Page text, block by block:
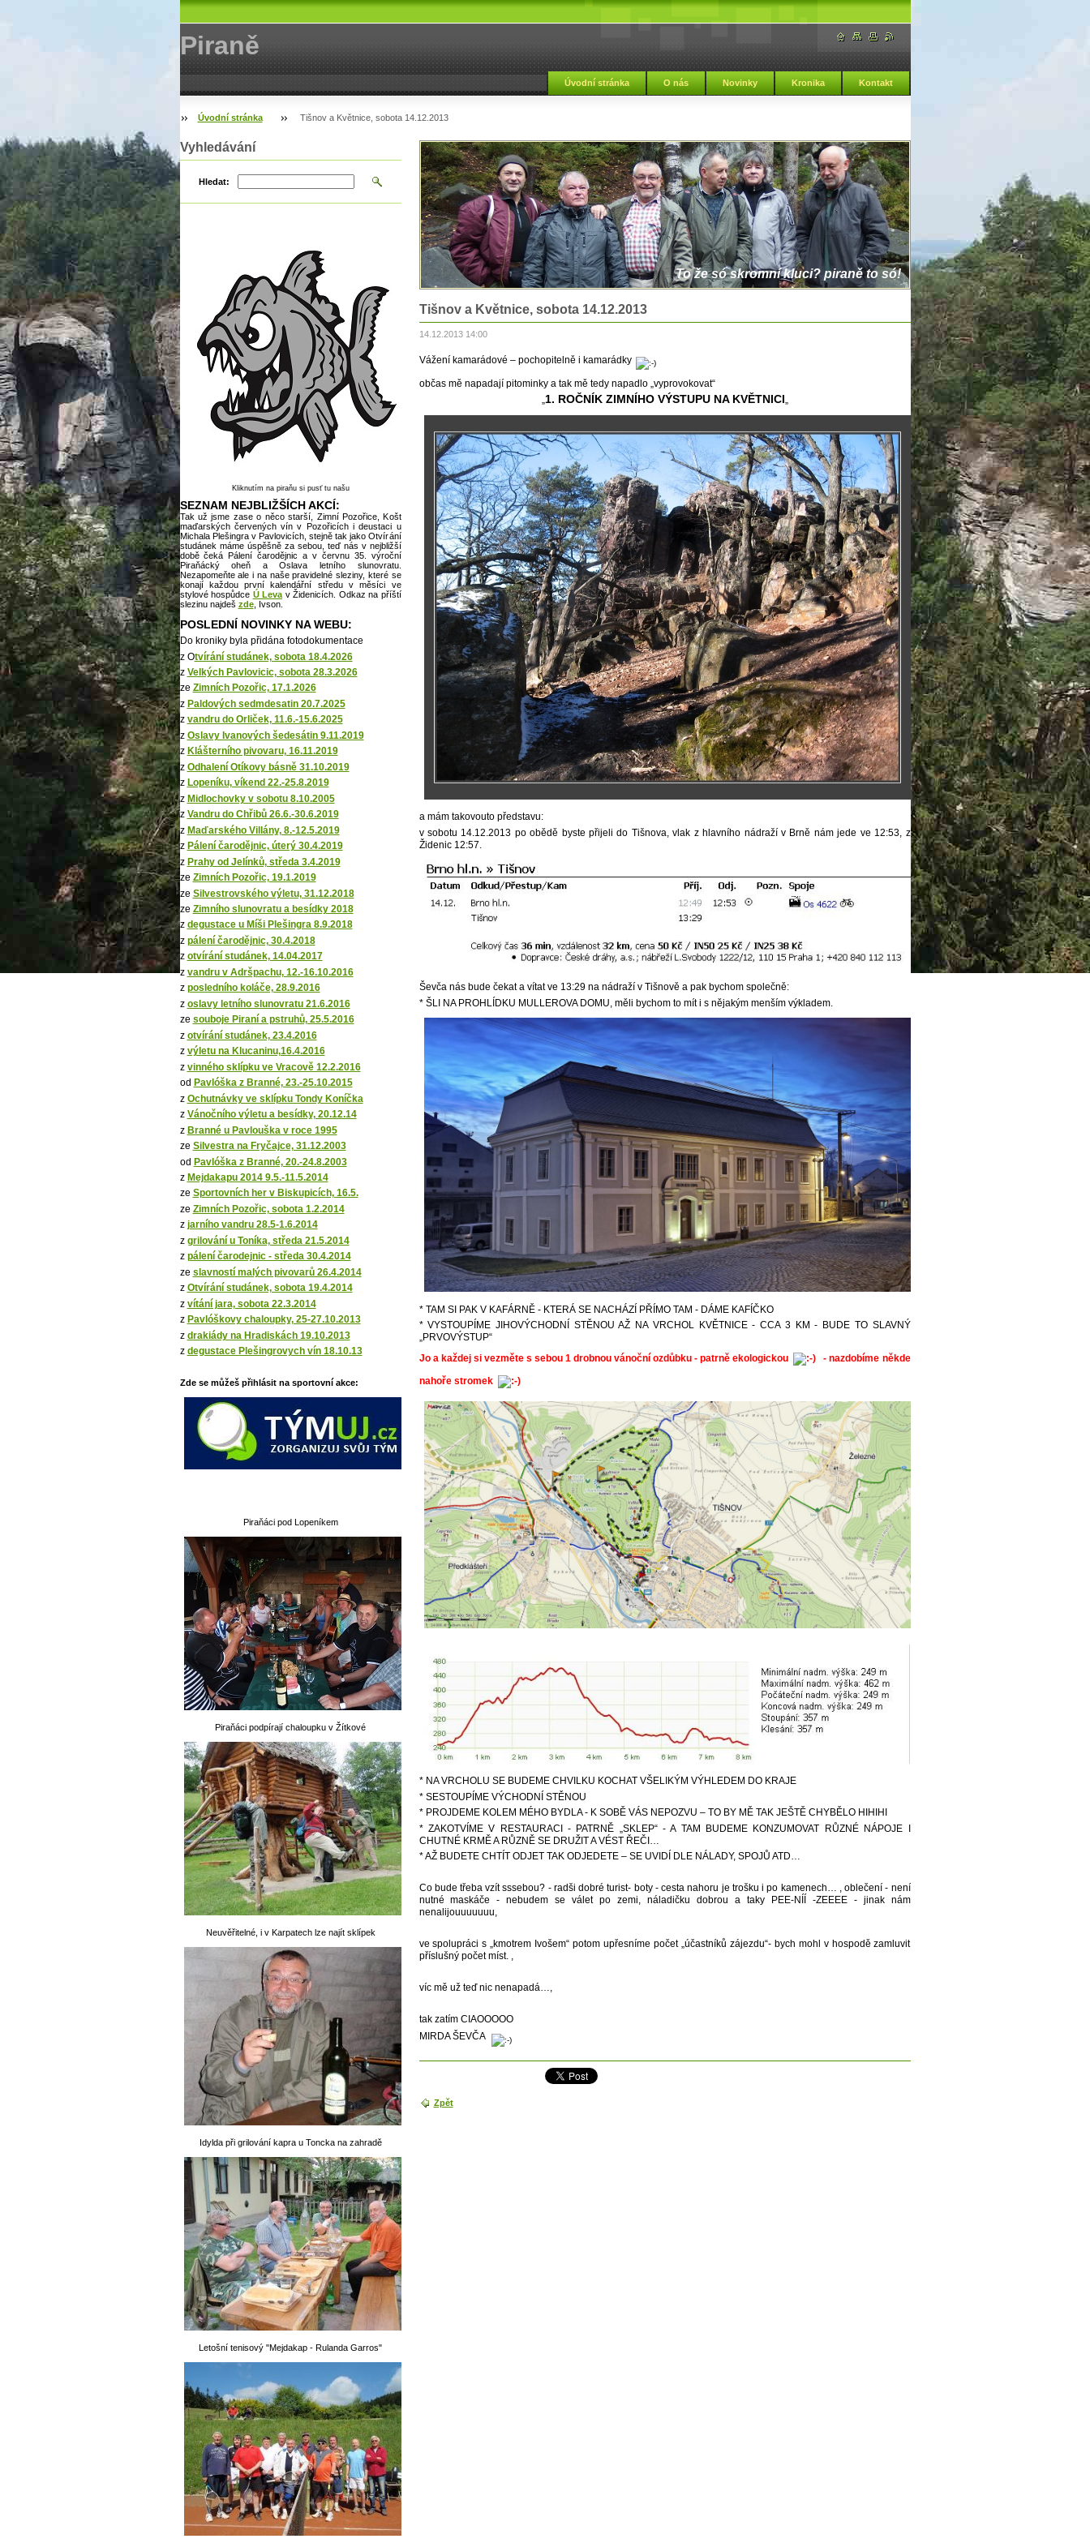
Piraně
Úvodní stránka O nás Novinky Kronika Kontakt
Úvodní stránka Tišnov a Květnice, sobota 14.12.2013
To že só skromní kluci? piraně to só!
Tišnov a Květnice, sobota 14.12.2013
14.12.2013 14:00
Vážení kamarádové – pochopitelně i kamarádky
občas mě napadají pitominky a tak mě tedy napadlo „vyprovokovat“
„1. ROČNÍK ZIMNÍHO VÝSTUPU NA KVĚTNICI„
a mám takovouto představu:
v sobotu 14.12.2013 po obědě byste přijeli do Tišnova, vlak z hlavního nádraží v Brně nám jede ve 12:53, z
Židenic 12:57.
Ševča nás bude čekat a vítat ve 13:29 na nádraží v Tišnově a pak bychom společně:
* ŠLI NA PROHLÍDKU MULLEROVA DOMU, měli bychom to mít i s nějakým menším výkladem.
* TAM SI PAK V KAFÁRNĚ - KTERÁ SE NACHÁZÍ PŘÍMO TAM - DÁME KAFÍČKO
* VYSTOUPÍME JIHOVÝCHODNÍ STĚNOU AŽ NA VRCHOL KVĚTNICE - CCA 3 KM - BUDE TO SLAVNÝ
„PRVOVÝSTUP“
Jo a každej si vezměte s sebou 1 drobnou vánoční ozdůbku - patrně ekologickou
- nazdobíme někde
nahoře stromek
* NA VRCHOLU SE BUDEME CHVILKU KOCHAT VŠELIKÝM VÝHLEDEM DO KRAJE
* SESTOUPÍME VÝCHODNÍ STĚNOU
* PROJDEME KOLEM MÉHO BYDLA - K SOBĚ VÁS NEPOZVU – TO BY MĚ TAK JEŠTĚ CHYBĚLO HIHIHI
* ZAKOTVÍME V RESTAURACI - PATRNĚ „SKLEP“ - A TAM BUDEME KONZUMOVAT RŮZNÉ NÁPOJE I
CHUTNÉ KRMĚ A RŮZNĚ SE DRUŽIT A VÉST ŘEČI…
* AŽ BUDETE CHTÍT ODJET TAK ODJEDETE – SE UVIDÍ DLE NÁLADY, SPOJŮ ATD…
Co bude třeba vzít sssebou? - radši dobré turist- boty - cesta nahoru je trošku i po kamenech… , oblečení - není
nutné maskáče - nebudem se válet po zemi, náladičku dobrou a taky PEE-NÍÍ -ZEEEE - jinak nám
nenalijouuuuuuu,
ve spolupráci s „kmotrem Ivošem“ potom upřesníme počet „účastníků zájezdu“- bych mohl v hospodě zamluvit
příslušný počet míst. ,
víc mě už teď nic nenapadá…,
tak zatím CIAOOOOO
MIRDA ŠEVČA
Zpět
Vyhledávání
Hledat:
Kliknutím na piraňu si pusť tu našu
SEZNAM NEJBLIŽŠÍCH AKCÍ:
Tak už jsme zase o něco starší, Zimní Pozořice, Košt
maďarských červených vín v Pozořicích i deustaci u
Michala Plešingra v Pavlovicích, stejně tak jako Otvírání
studánek máme úspěšně za sebou, teď nás v nejbližší
době čeká Pálení čarodějnic a v červnu 35. výroční
Piraňácký oheň a Oslava letního slunovratu.
Nezapomeňte ale i na naše pravidelné sleziny, které se
konají každou první kalendářní středu v měsíci ve
stylové hospůdce Ú Leva v Židenicích. Odkaz na příští
slezinu najdeš zde, Ivson.
POSLEDNÍ NOVINKY NA WEBU:
Do kroniky byla přidána fotodokumentace
z Otvírání studánek, sobota 18.4.2026
z Velkých Pavlovicic, sobota 28.3.2026
ze Zimních Pozořic, 17.1.2026
z Paldových sedmdesatin 20.7.2025
z vandru do Orliček, 11.6.-15.6.2025
z Oslavy Ivanových šedesátin 9.11.2019
z Klášterního pivovaru, 16.11.2019
z Odhalení Otíkovy básně 31.10.2019
z Lopeníku, víkend 22.-25.8.2019
z Midlochovky v sobotu 8.10.2005
z Vandru do Chřibů 26.6.-30.6.2019
z Maďarského Villány, 8.-12.5.2019
z Pálení čarodějnic, úterý 30.4.2019
z Prahy od Jelínků, středa 3.4.2019
ze Zimních Pozořic, 19.1.2019
ze Silvestrovského výletu, 31.12.2018
ze Zimního slunovratu a besídky 2018
z degustace u Míši Plešingra 8.9.2018
z pálení čarodějnic, 30.4.2018
z otvírání studánek, 14.04.2017
z vandru v Adršpachu, 12.-16.10.2016
z posledního koláče, 28.9.2016
z oslavy letního slunovratu 21.6.2016
ze souboje Piraní a pstruhů, 25.5.2016
z otvírání studánek, 23.4.2016
z výletu na Klucaninu,16.4.2016
z vinného sklípku ve Vracově 12.2.2016
od Pavlóška z Branné, 23.-25.10.2015
z Ochutnávky ve sklípku Tondy Koníčka
z Vánočního výletu a besídky, 20.12.14
z Branné u Pavlouška v roce 1995
ze Silvestra na Fryčajce, 31.12.2003
od Pavlóška z Branné, 20.-24.8.2003
z Mejdakapu 2014 9.5.-11.5.2014
ze Sportovních her v Biskupicích, 16.5.
ze Zimních Pozořic, sobota 1.2.2014
z jarního vandru 28.5-1.6.2014
z grilování u Toníka, středa 21.5.2014
z pálení čarodejnic - středa 30.4.2014
ze slavností malých pivovarů 26.4.2014
z Otvírání studánek, sobota 19.4.2014
z vítání jara, sobota 22.3.2014
z Pavlóškovy chaloupky, 25-27.10.2013
z drakiády na Hradiskách 19.10.2013
z degustace Plešingrovych vín 18.10.13
Zde se můžeš přihlásit na sportovní akce:
Piraňáci pod Lopeníkem
Piraňáci podpírají chaloupku v Žítkové
Neuvěřitelné, i v Karpatech lze najít sklípek
Idylda při grilování kapra u Toncka na zahradě
Letošní tenisový "Mejdakap - Rulanda Garros"